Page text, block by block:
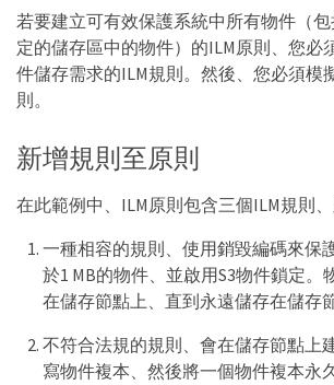
若要建立可有效保護系統中所有物件（
定的儲存區中的物件）的ILM原則、您必
件儲存需求的ILM規則。然後、您必須模
則。
新增規則至原則
在此範例中、ILM原則包含三個ILM規則、
一種相容的規則、使用銷毀編碼來保
於1 MB的物件、並啟用S3物件鎖定。
在儲存節點上、直到永遠儲存在儲存
不符合法規的規則、會在儲存節點上
寫物件複本、然後將一個物件複本永